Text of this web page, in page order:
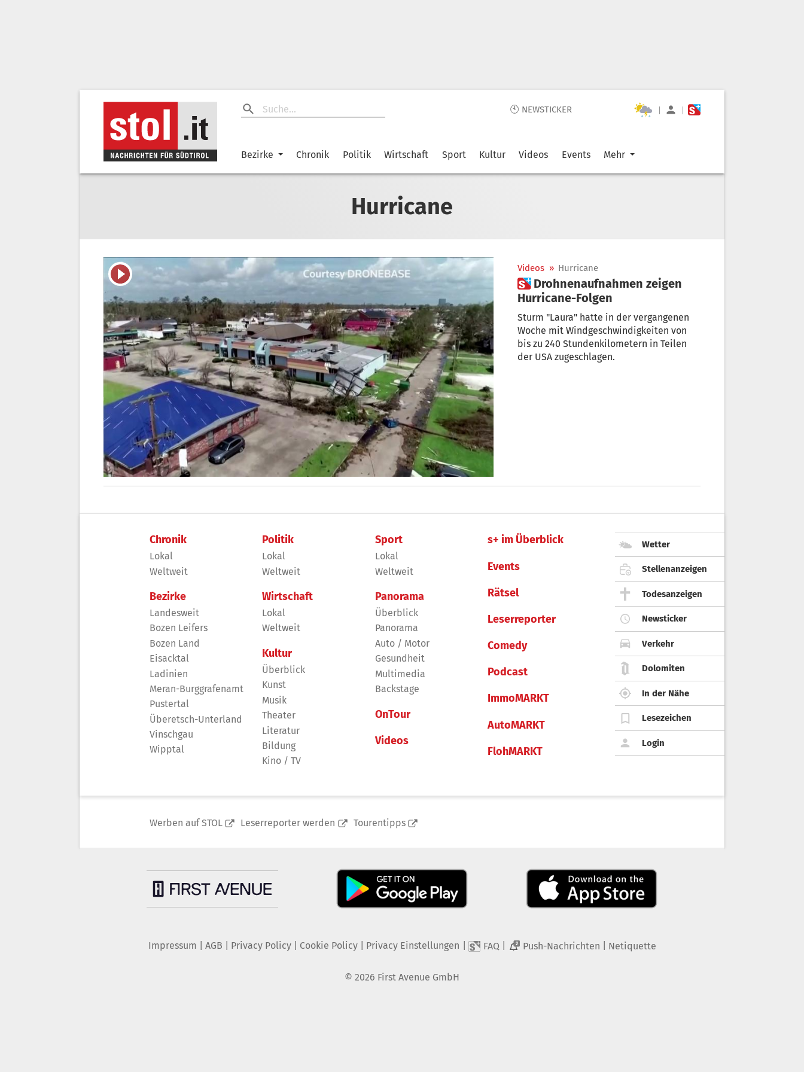
🕙 NEWSTICKER | |
Bezirke Chronik Politik Wirtschaft Sport Kultur Videos Events Mehr
Hurricane
Videos » Hurricane
 Drohnenaufnahmen zeigen
Hurricane-Folgen
Sturm "Laura" hatte in der vergangenen
Woche mit Windgeschwindigkeiten von
bis zu 240 Stundenkilometern in Teilen
der USA zugeschlagen.
Chronik
Lokal
Weltweit
Bezirke
Landesweit
Bozen Leifers
Bozen Land
Eisacktal
Ladinien
Meran-Burggrafenamt
Pustertal
Überetsch-Unterland
Vinschgau
Wipptal
Politik
Lokal
Weltweit
Wirtschaft
Lokal
Weltweit
Kultur
Überblick
Kunst
Musik
Theater
Literatur
Bildung
Kino / TV
Sport
Lokal
Weltweit
Panorama
Überblick
Panorama
Auto / Motor
Gesundheit
Multimedia
Backstage
OnTour
Videos
s+ im Überblick
Events
Rätsel
Leserreporter
Comedy
Podcast
ImmoMARKT
AutoMARKT
FlohMARKT
Wetter
Stellenanzeigen
Todesanzeigen
Newsticker
Verkehr
Dolomiten
In der Nähe
Lesezeichen
Login
Werben auf STOL Leserreporter werden Tourentipps
Impressum AGB Privacy Policy| Cookie Policy| Privacy Einstellungen FAQ 2 Push-Nachrichten Netiquette
© 2026 First Avenue GmbH